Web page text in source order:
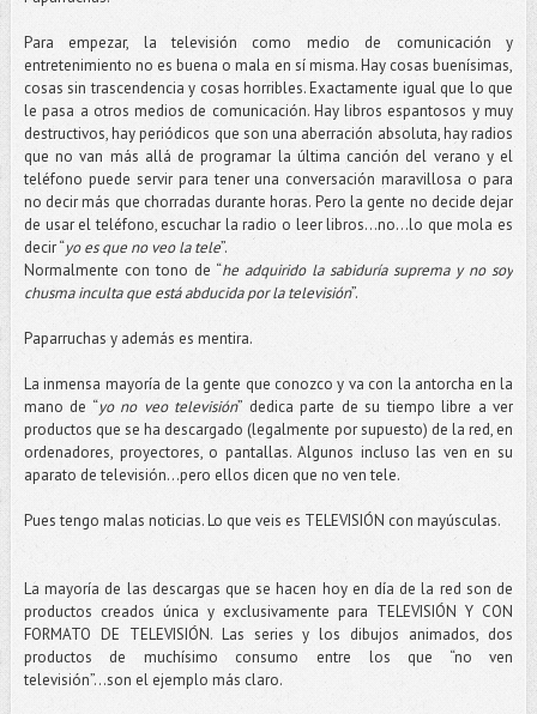
Para empezar, la televisión como medio de comunicación y
entretenimiento no es buena o mala en sí misma. Hay cosas buenísimas,
cosas sin trascendencia y cosas horribles. Exactamente igual que lo que
le pasa a otros medios de comunicación. Hay libros espantosos y muy
destructivos, hay periódicos que son una aberración absoluta, hay radios
que no van más allá de programar la última canción del verano y el
teléfono puede servir para tener una conversación maravillosa o para
no decir más que chorradas durante horas. Pero la gente no decide dejar
de usar el teléfono, escuchar la radio o leer libros…no...lo que mola es
decir “yo es que no veo la tele”.
Normalmente con tono de “he adquirido la sabiduría suprema y no soy
chusma inculta que está abducida por la televisión”.
Paparruchas y además es mentira.
La inmensa mayoría de la gente que conozco y va con la antorcha en la
mano de “yo no veo televisión” dedica parte de su tiempo libre a ver
productos que se ha descargado (legalmente por supuesto) de la red, en
ordenadores, proyectores, o pantallas. Algunos incluso las ven en su
aparato de televisión...pero ellos dicen que no ven tele.
Pues tengo malas noticias. Lo que veis es TELEVISIÓN con mayúsculas.
La mayoría de las descargas que se hacen hoy en día de la red son de
productos creados única y exclusivamente para TELEVISIÓN Y CON
FORMATO DE TELEVISIÓN. Las series y los dibujos animados, dos
productos de muchísimo consumo entre los que “no ven
televisión”...son el ejemplo más claro.